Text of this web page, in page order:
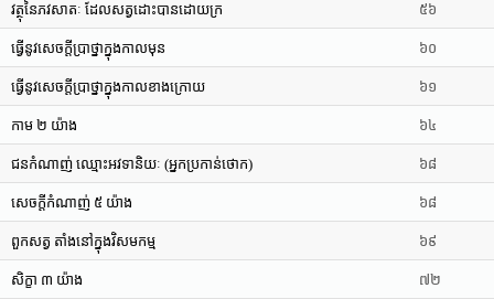
វត្ថុនៃភវសាតៈ ដែលសត្វដោះបានដោយក្រ ៥៦
ធ្វើនូវសេចក្តីប្រាថ្នាក្នុងកាលមុន ៦០
ធ្វើនូវសេចក្តីប្រាថ្នាក្នុងកាលខាងក្រោយ ៦១
កាម ២ យ៉ាង ៦៤
ជនកំណាញ់ ឈ្មោះអវទានិយៈ (អ្នកប្រកាន់ថោក) ៦៨
សេចក្តីកំណាញ់ ៥ យ៉ាង ៦៨
ពួកសត្វ តាំងនៅក្នុងវិសមកម្ម ៦៩
សិក្ខា ៣ យ៉ាង ៧២